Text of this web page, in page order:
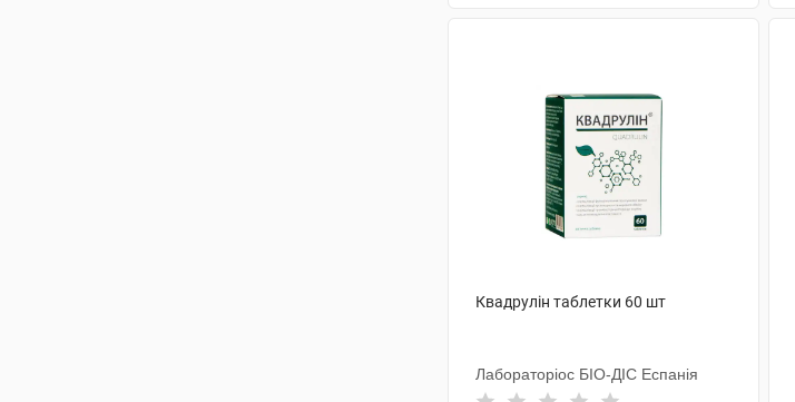
Квадрулін таблетки 60 шт
Лабораторiос БIО-ДIС Еспанія